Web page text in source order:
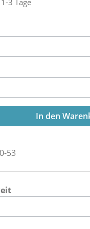
denIn den
53